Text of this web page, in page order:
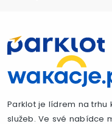
Parklot je lídrem na
služeb. Ve své nabídce